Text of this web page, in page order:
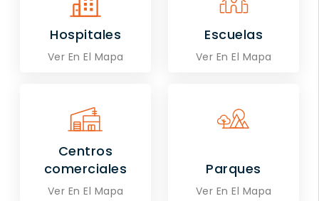
Hospitales
Ver En El Mapa
Escuelas
Ver En El Mapa
Centros
comerciales
Ver En El Mapa
Parques
Ver En El Mapa